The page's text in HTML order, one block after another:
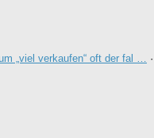
„viel verkaufen“ oft der fal … ·